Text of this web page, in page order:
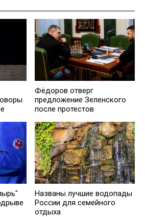
Фёдоров отверг
предложение Зеленского
после протестов
Названы лучшие водопады
России для семейного
отдыха